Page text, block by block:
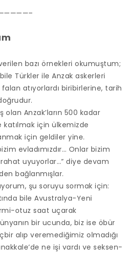
bazı örnekleri okumuştum;
Türkler ile Anzak askerleri
atıyorlardı biribirlerine, tarih
olan Anzak’ların 500 kadar
katılmak için ülkemizde
için geldiler yine.
evladımızdır… Onlar bizim
rahat uyuyorlar…” diye devam
bağlanmışlar.
şu soruyu sormak için:
bile Avustralya-Yeni
otuz saat uçarak
bir ucunda, biz ise öbür
alıp veremediğimiz olmadığı
ne işi vardı ve seksen-